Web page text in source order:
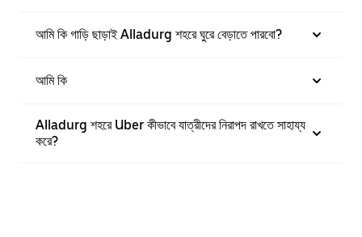
আমি কি গাড়ি ছাড়াই Alladurg শহরে ঘুরে বেড়াতে পারবো?
আমি কি
Alladurg শহরে Uber কীভাবে যাত্রীদের নিরাপদ রাখতে সাহায্য
করে?